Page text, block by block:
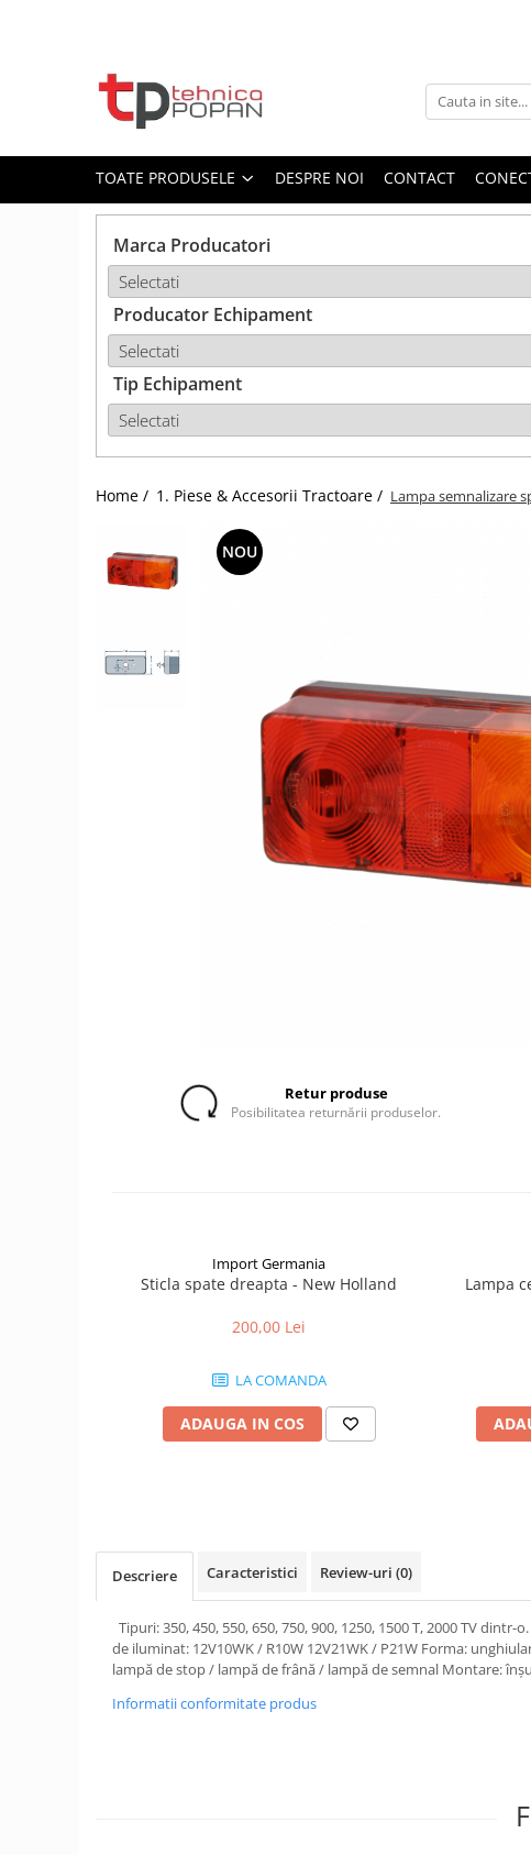
Toate Produsele
1.1. Cabina & Caroserie
1.1.2. Piese caroserie
1.1.3. Embleme & Abtibilduri
1.1.4. Climatizare si accesorii
Puncte si mecanism de ridicare
1.2.2. Mecanism de ridicare -
Tiranti si accesorii
1.3. Scaune & Accesorii
1.5.9. Chiulasa si supape
1.6.2. Alternatoare
1.6.3. Instalații de Iluminat
1.6.4. Demaroare
TOATE PRODUSELE DESPRE NOI CONTACT
Marca Producatori
Producator Echipament
Tip Echipament
Home / 1. Piese & Accesorii Tractoare / Lampa semnalizare
NOU
Retur produse
Posibilitatea returnării produselor.
Import Germania
Sticla spate dreapta - New Holland
200,00 Lei
LA COMANDA
ADAUGA IN COS
Lampa
Descriere Caracteristici Review-uri (0)
Tipuri: 350, 450, 550, 650, 750, 900, 1250, 1500 T, 2000 TV
de iluminat: 12V10WK / R10W 12V21WK / P21W Forma:
lampă de stop / lampă de frână / lampă de semnal Montare:
Informatii conformitate produs